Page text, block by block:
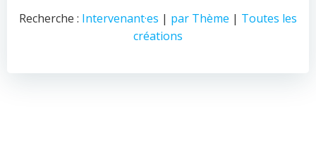
Recherche : Intervenant·es | par Thème | Toutes les
créations